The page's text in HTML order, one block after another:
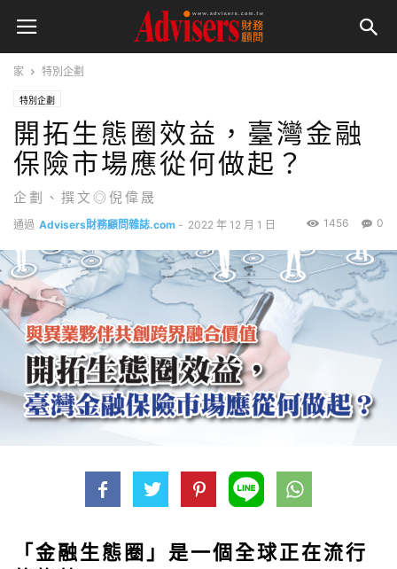
家 特別企劃
特別企劃
開拓生態圈效益，臺灣金融
保險市場應從何做起？
企劃、撰文◎倪偉晟
通過 Advisers財務顧問雜誌.com - 2022 年 12 月 1 日 0
1456
「金融生態圈」是一個全球正在流行